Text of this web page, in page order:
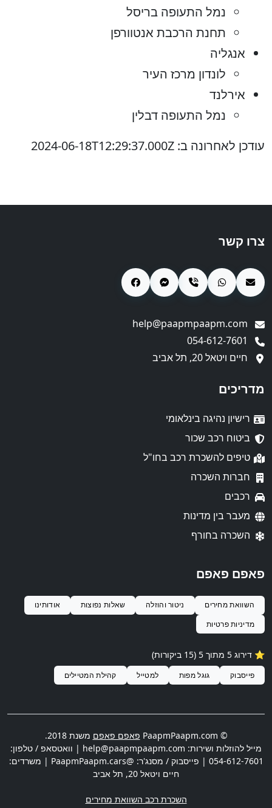
נמל התעופה בריסל
תחנת הרכבת אנטוורפן
אנגליה
לונדון מרכז העיר
אירלנד
נמל התעופה דבלין
עודכן לאחרונה ב: 2024-06-18T12:29:37.000Z
צרו קשר
חיים ויטאל 20, תל אביב
מדריכים
רישיון נהיגה בינלאומי
ביטוח רכב שכור
טיפים להשכרת רכב בחו"ל
חברות השכרה
רכבים
מעבר בין מדינות
השכרה בחורף
פאפם פאפם
השוואת מחירים ניטור והוזלה שאלות נפוצות
אודותינו
מדיניות פרטיות
⭐️ דירוג 5 מתוך 5 (15 ביקורות)
פייסבוק גוגל מפות למטייל קהילת המטיילים
© PaapmPaapm.com פאפם פאפם משנת 2018.
מייל להוזלות ושירות: help@paapmpaapm.com | וואטסאפ / טלפון:
054-612-7601 | פייסבוק / מסנג'ר: @PaapmPaapm.cars | משרדים:
חיים ויטאל 20
, תל אביב
השכרת רכב השוואת מחירים